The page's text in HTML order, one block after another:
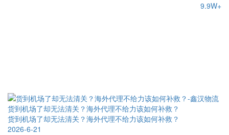
9.9W+
货到机场了却无法清关？海外代理不给力该如何补救？
货到机场了却无法清关？海外代理不给力该如何补救？
2026-6-21